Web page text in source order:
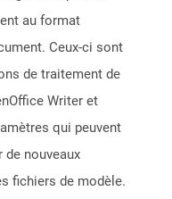
au format
Ceux-ci sont
de traitement de
Writer et
qui peuvent
de nouveaux
fichiers de modèle.